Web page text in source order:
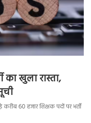
का खुला रास्ता,
60 हजार शिक्षक पदों पर भर्ती